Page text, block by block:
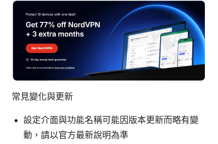
常見變化與更新
設定介面與功能名稱可能因版本更新而略有變
動，請以官方最新說明為準